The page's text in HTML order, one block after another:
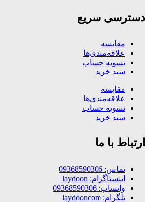
دسترسی سریع
مقایسه
علاقه‌مندی‌ها
تسویه حساب
سبد خرید
مقایسه
علاقه‌مندی‌ها
تسویه حساب
سبد خرید
ارتباط با ما
تماس: 09368590306
اینستاگرام: laydoon
واتساپ: 09368590306
تلگرام: laydooncom